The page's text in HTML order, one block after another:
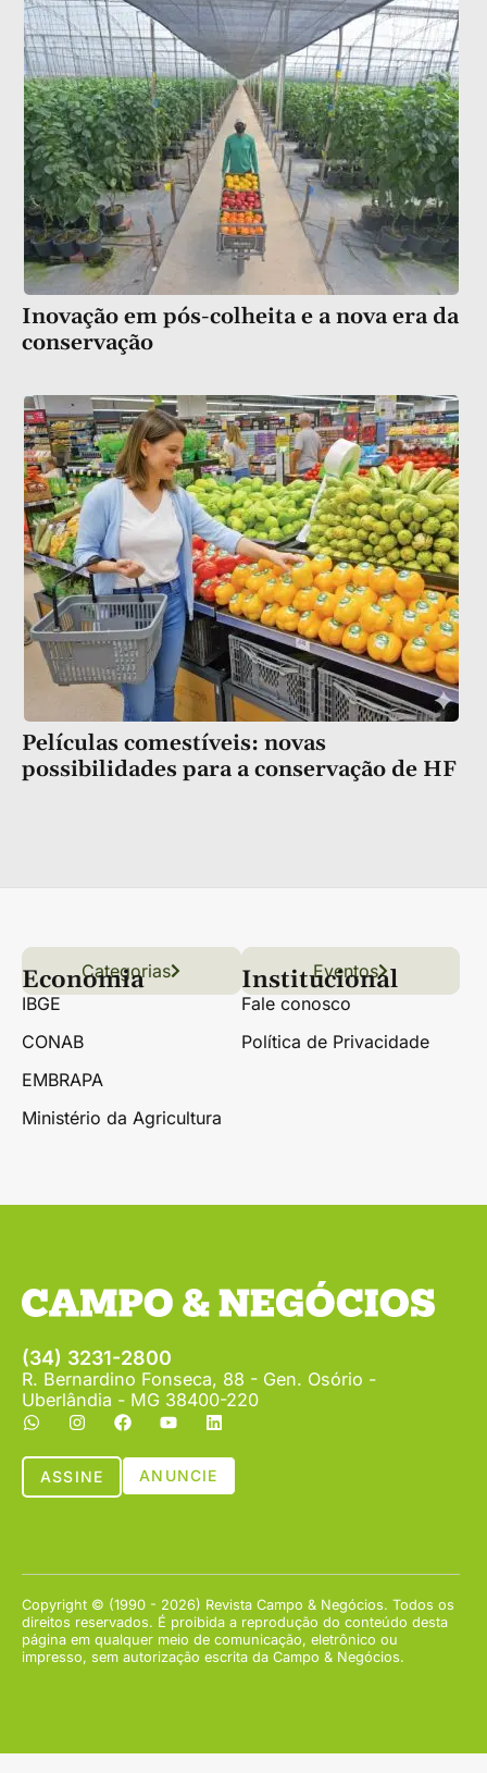
Inovação em pós-colheita e a nova era da
conservação
Películas comestíveis: novas
possibilidades para a conservação de HF
Links úteis
Conteúdo Grãos
Florestas Hortifrúti
Categorias Eventos
Economia
IBGE
CONAB
EMBRAPA
Ministério da Agricultura
Institucional
Fale conosco
Política de Privacidade
(34) 3231-2800
R. Bernardino Fonseca, 88 - Gen. Osório -
Uberlândia - MG 38400-220
ASSINE ANUNCIE
Copyright © (1990 - 2026) Revista Campo & Negócios. Todos os
direitos reservados. É proibida a reprodução do conteúdo desta
página em qualquer meio de comunicação, eletrônico ou
impresso, sem autorização escrita da Campo & Negócios.